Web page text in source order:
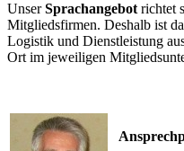
UnserSprachangebot richtet
Mitgliedsfirmen. Deshalb ist
Logistik und Dienstleistung
Ort im jeweiligen